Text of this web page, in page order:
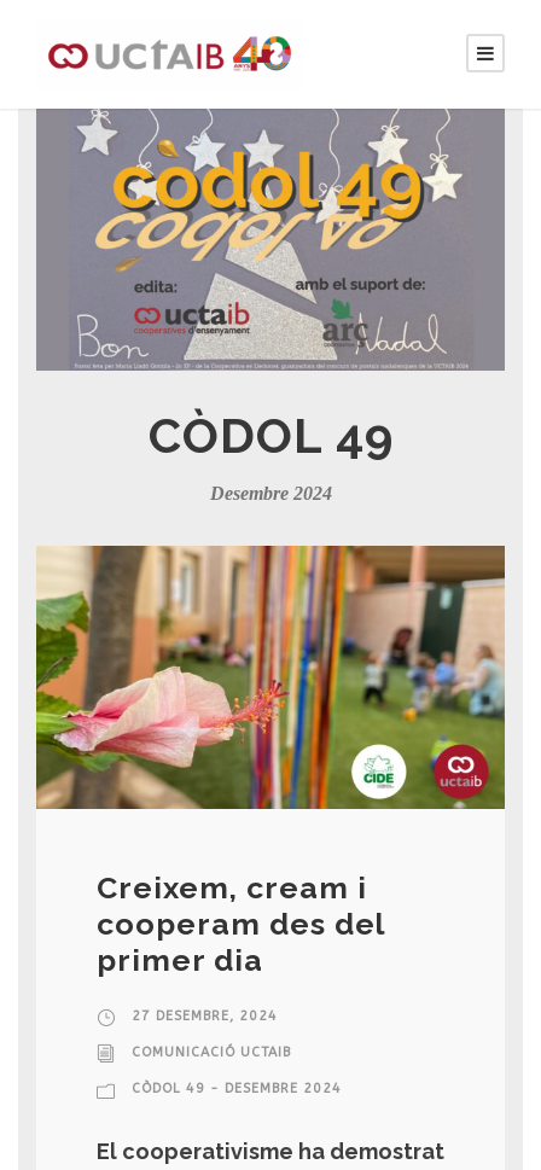
CÒDOL 49
Desembre 2024
Creixem, cream i
cooperam des del
primer dia
27 DESEMBRE, 2024
COMUNICACIÓ UCTAIB
CÒDOL 49 - DESEMBRE 2024
El cooperativisme ha demostrat